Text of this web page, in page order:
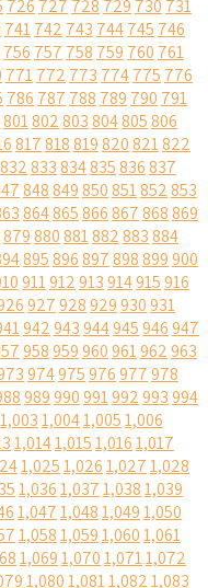
726 727 728 729 730 731
741742 743 744745 746
756 757 758 759 760 761
771772 773 774775 776
786 787 788 789 790 791
801802803804805806
817818819820821822
832833834835836837
848849850851852853
864865866867868869
879880881882883884
895896897898899900
911912913914915916
927928929930931
942943944945946947
958959960961962963
974975976977978
989990991992993994
1,0031,0041,0051,006
1,0141,0151,0161,017
1,0251,0261,0271,028
1,0361,0371,0381,039
1,0471,0481,0491,050
1,0581,0591,0601,061
1,0691,0701,0711,072
1,0801,0811,0821,083